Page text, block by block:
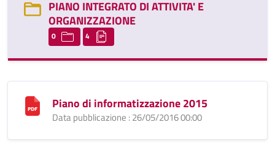
PIANO INTEGRATO DI ATTIVITA' E
ORGANIZZAZIONE
0 4
Piano di informatizzazione 2015
Data pubblicazione : 26/05/2016 00:00